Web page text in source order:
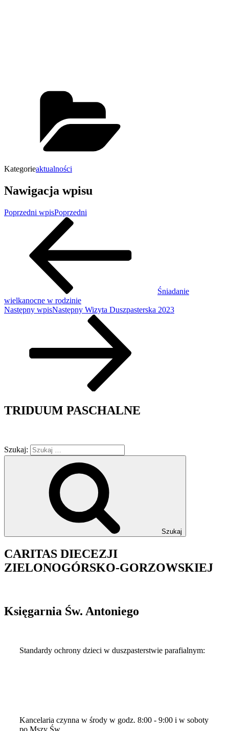
Kategorieaktualności
Nawigacja wpisu
Poprzedni wpisPoprzedni
Śniadanie
wielkanocne w rodzinie
Następny wpisNastępny Wizyta Duszpasterska 2023
TRIDUUM PASCHALNE
Szukaj:
Szukaj
CARITAS DIECEZJI
ZIELONOGÓRSKO-GORZOWSKIEJ
Księgarnia Św. Antoniego
Standardy ochrony dzieci w duszpasterstwie parafialnym:
Kancelaria czynna w środy w godz. 8:00 - 9:00 i w soboty
po Mszy Św.